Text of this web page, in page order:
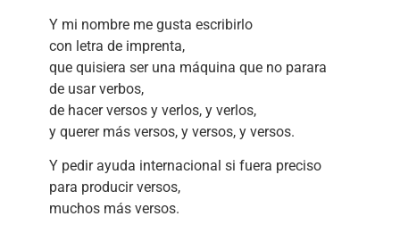
Y mi nombre me gusta escribirlo
con letra de imprenta,
que quisiera ser una máquina que no parara
de usar verbos,
de hacer versos y verlos, y verlos,
y querer más versos, y versos, y versos.
Y pedir ayuda internacional si fuera preciso
para producir versos,
muchos más versos.